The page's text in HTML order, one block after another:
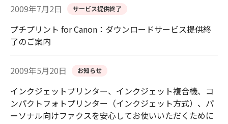
2009年7月2日 サービス提供終了
プチプリント for Canon：ダウンロードサービス提供終
了のご案内
2009年5月20日 お知らせ
インクジェットプリンター、インクジェット複合機、コ
ンパクトフォトプリンター（インクジェット方式）、パ
ーソナル向けファクスを安心してお使いいただくために